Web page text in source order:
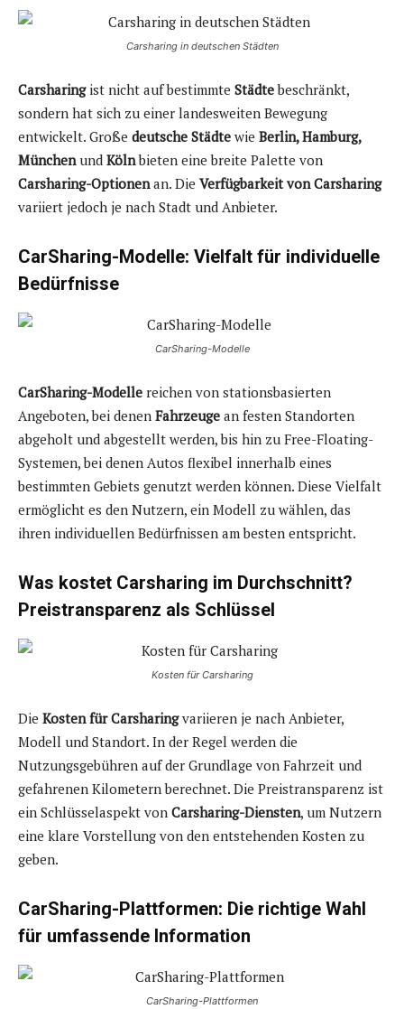
Carsharing in deutschen Städten
Carsharingist nicht auf bestimmte Städtebeschränkt,
sondern hat sich zu einer landesweiten Bewegung
entwickelt. Große deutsche Städte wie Berlin, Hamburg,
Münchenund Kölnbieten eine breite Palette von
Carsharing-Optionenan. Die Verfügbarkeit von Carsharing
variiert jedoch je nach Stadt und Anbieter.
CarSharing-Modelle: Vielfalt für individuelle
Bedürfnisse
CarSharing-Modelle
CarSharing-Modelle reichen von stationsbasierten
Angeboten, bei denen Fahrzeuge an festen Standorten
abgeholt und abgestellt werden, bis hin zu Free-Floating-
Systemen, bei denen Autos flexibel innerhalb eines
bestimmten Gebiets genutzt werden können. Diese Vielfalt
ermöglicht es den Nutzern, ein Modell zu wählen, das
ihren individuellen Bedürfnissen am besten entspricht.
Was kostet Carsharing im Durchschnitt?
Preistransparenz als Schlüssel
Kosten für Carsharing
Die Kosten für Carsharingvariieren je nach Anbieter,
Modell und Standort. In der Regel werden die
Nutzungsgebühren auf der Grundlage von Fahrzeit und
gefahrenen Kilometern berechnet. Die Preistransparenz ist
ein Schlüsselaspekt von Carsharing-Diensten, um Nutzern
eine klare Vorstellung von den entstehenden Kosten zu
geben.
CarSharing-Plattformen: Die richtige Wahl
für umfassende Information
CarSharing-Plattformen